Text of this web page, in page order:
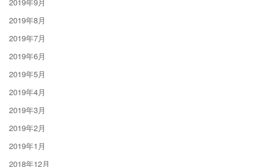
2019年8月
2019年7月
2019年6月
2019年5月
2019年4月
2019年3月
2019年2月
2019年1月
2018年12月